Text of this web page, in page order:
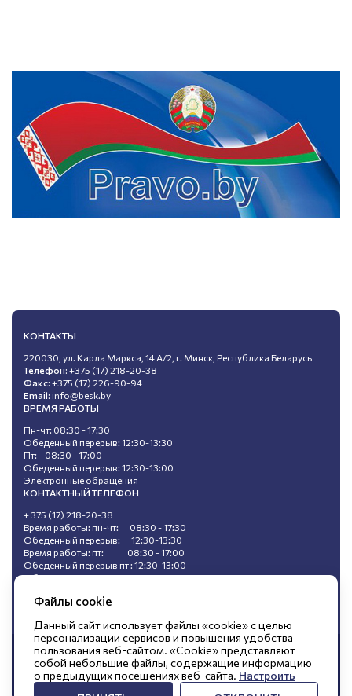
КОНТАКТЫ
220030, ул. Карла Маркса, 14 А/2, г. Минск, Республика Беларусь
Телефон: +375 (17) 218-20-38
Факс: +375 (17) 226-90-94
Email: info@besk.by
ВРЕМЯ РАБОТЫ
Пн-чт: 08:30 - 17:30
Обеденный перерыв: 12:30-13:30
Пт: 08:30 - 17:00
Обеденный перерыв: 12:30-13:00
Электронные обращения
КОНТАКТНЫЙ ТЕЛЕФОН
+ 375 (17) 218-20-38
Время работы: пн-чт: 08:30 - 17:30
Обеденный перерыв: 12:30-13:30
Время работы: пт: 08:30 - 17:00
Обеденный перерыв пт : 12:30-13:00
Обращения, поступившие в ходе
© Открытое акционерное общество
«БЕЛЭНЕРГОСНАБКОМПЛЕКТ»
Файлы cookie
Данный сайт использует файлы «cookie» с целью
персонализации сервисов и повышения удобства
пользования веб-сайтом. «Cookie» представляют
собой небольшие файлы, содержащие информацию
о предыдущих посещениях веб-сайта. Настроить